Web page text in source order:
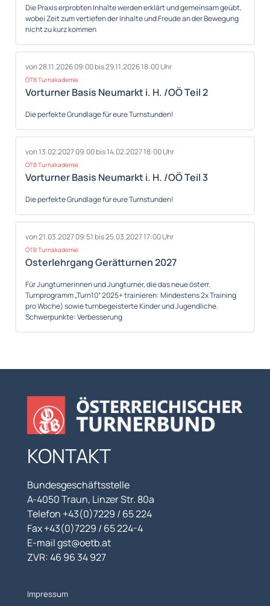
Die Praxis erprobten Inhalte werden erklärt und gemeinsam geübt,
wobei Zeit zum vertiefen der Inhalte und Freude an der Bewegung
nicht zu kurz kommen
von 28.11.2026 09:00 bis 29.11.2026 18:00 Uhr
ÖTB Turnakademie
Vorturner Basis Neumarkt i. H. /OÖ Teil 2
Die perfekte Grundlage für eure Turnstunden!
von 13.02.2027 09:00 bis 14.02.2027 18:00 Uhr
ÖTB Turnakademie
Vorturner Basis Neumarkt i. H. /OÖ Teil 3
Die perfekte Grundlage für eure Turnstunden!
von 21.03.2027 09:51 bis 25.03.2027 17:00 Uhr
ÖTB Turnakademie
Osterlehrgang Gerätturnen 2027
Für Jungturnerinnen und Jungturner, die das neue österr.
Turnprogramm „Turn10“ 2025+ trainieren: Mindestens 2x Training
pro Woche) sowie turnbegeisterte Kinder und Jugendliche.
Schwerpunkte: Verbesserung
KONTAKT
Bundesgeschäftsstelle
A-4050 Traun, Linzer Str. 80a
Telefon +43(0)7229 / 65 224
Fax +43(0)7229 / 65 224-4
E-mail gst@oetb.at
ZVR: 46 96 34 927
Impressum